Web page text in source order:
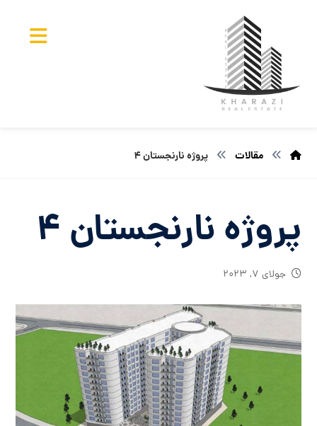
مقالات پروژه نارنجستان ۴
پروژه نارنجستان ۴
جولای ۷, ۲۰۲۳